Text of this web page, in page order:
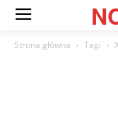
Strona główna Tagi